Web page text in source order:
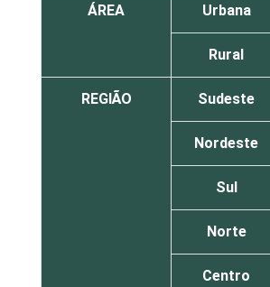
ÁREA Urbana
Rural
REGIÃO Sudeste
Nordeste
Sul
Norte
Centro